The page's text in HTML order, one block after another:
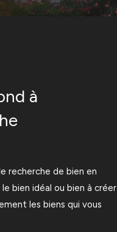
à
recherche de bien en
bien idéal ou bien à créer
les biens qui vous